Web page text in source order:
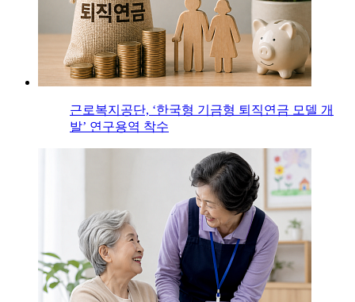
근로복지공단, ‘한국형 기금형 퇴직연금 모델 개
발’ 연구용역 착수